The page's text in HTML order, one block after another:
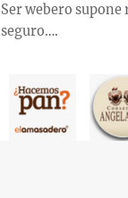
Ser webero supone
seguro….